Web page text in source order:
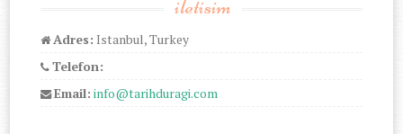
iletisim
Adres: Istanbul, Turkey
Telefon:
Email: info@tarihduragi.com